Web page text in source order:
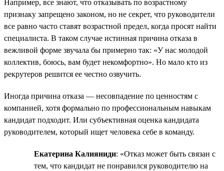
Например, все знают, что отказывать по возрастному
признаку запрещено законом, но не секрет, что руководители
все равно часто ставят возрастной предел, когда просят найти
специалиста. В таком случае истинная причина отказа в
вежливой форме звучала бы примерно так: «У нас молодой
коллектив, боюсь, вам будет некомфортно». Но мало кто из
рекрутеров решится ее честно озвучить.
Иногда причина отказа — несовпадение по ценностям с
компанией, хотя формально по профессиональным навыкам
кандидат подходит. Или субъективная оценка кандидата
руководителем, который ищет человека себе в команду.
Екатерина Калияниди: «Отказ может быть связан с
тем, что кандидат не понравился руководителю на